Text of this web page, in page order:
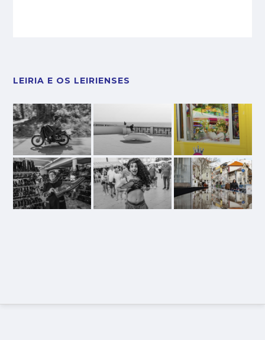
LEIRIA E OS LEIRIENSES